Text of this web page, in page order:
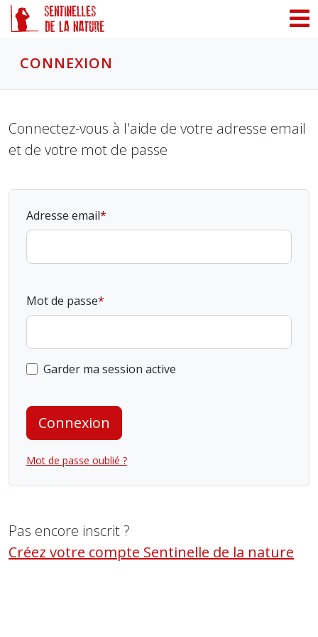
CONNEXION
Connectez-vous à l'aide de votre adresse email
et de votre mot de passe
Adresse email
Mot de passe
Garder ma session active
Connexion
Mot de passe oublié ?
Pas encore inscrit ?
Créez votre compte Sentinelle de la nature
Panneau de gestion des cookies